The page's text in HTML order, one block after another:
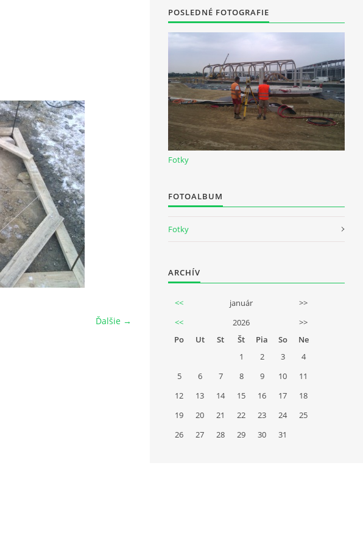
Ďalšie →
POSLEDNÉ FOTOGRAFIE
Fotky
FOTOALBUM
Fotky
ARCHÍV
<< január
>>
<<
2026
>>
Po
Ut St Št Pia So
Ne
1
2 3
4
5
6 7 8 9 10
11
12
13 14 15 16 17
18
19
20 21 22 23 24
25
26
27 28 29 30 31